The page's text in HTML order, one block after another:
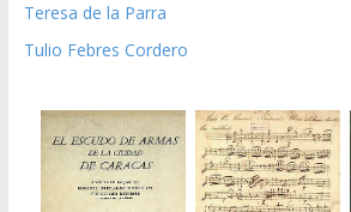
Teresa de la Parra
Tulio Febres Cordero